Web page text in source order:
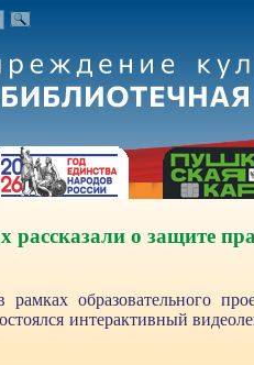
о защите
образовательного
интерактивный